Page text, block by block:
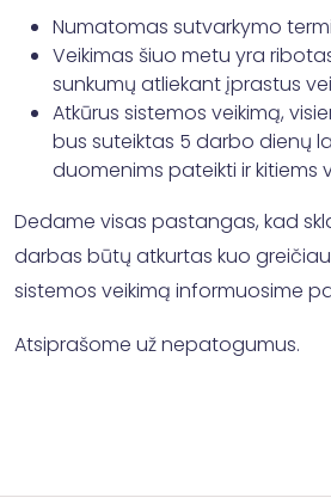
Numatomas sutvarkymo
Veikimas šiuo metu yra
sunkumų atliekant įprastus
Atkūrus sistemos veikimą,
bus suteiktas 5 darbo dienų
duomenims pateikti ir kitiems
Dedame visas pastangas, kad
darbas būtų atkurtas kuo
sistemos veikimą informuosime
Atsiprašome už nepatogumus.